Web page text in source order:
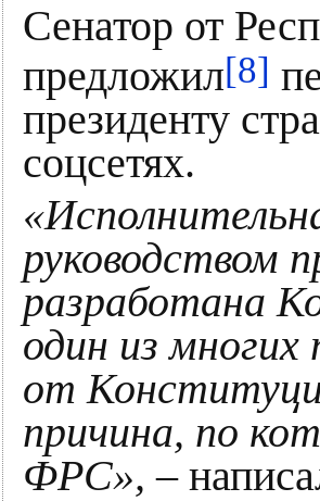
Сенатор от
предложил[8]
президенту
соцсетях.
руководством
разработана
один из
от
причина, по
ФРС»,–